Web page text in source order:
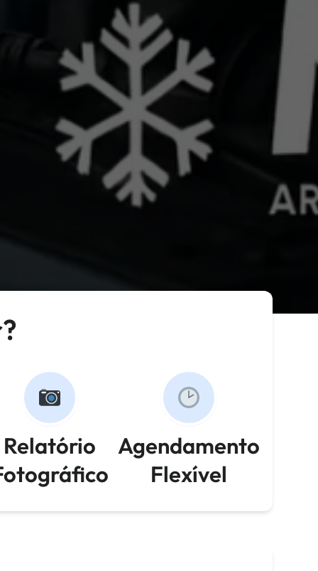
Relatório
Agendamento
Flexível